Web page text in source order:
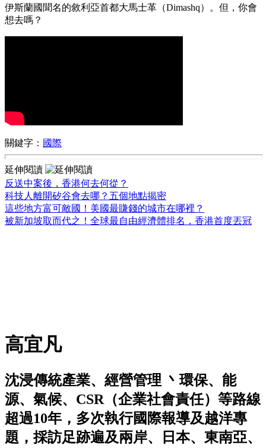
伊斯蘭國聞名的敘利亞首都大馬士革（Dimashq）。但，你會
想去嗎？
關鍵字： 國際
延伸閱讀
反送中案後，香港何去何從？
科技人離開矽谷會去哪？五個地點揭密
這些地方富可敵國！美國最賺錢的城市在哪裡？
被新加坡取而代之！全球最自由經濟體排名，香港首度丟冠
高宜凡
沈浸傳統產業、經營管理 丶環保、能
源、氣候、CSR（企業社會責任）等路線
超過10年，多次執行國際報導及越洋專
題，採訪足跡遍及兩岸、日本、東南亞、